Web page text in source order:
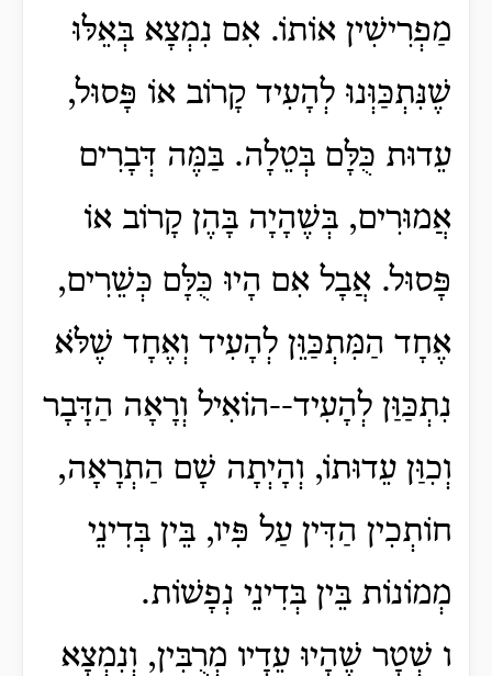
מַפְרִישִׁין אוֹתוֹ. אִם נִמְצָא בְּאֵלּוּ
שֶׁנִּתְכַּוְּנוּ לְהָעִיד קָרוֹב אוֹ פָּסוּל,
עֵדוּת כֻּלָּם בְּטֵלָה. בַּמֶּה דְּבָרִים
אֲמוּרִים, בְּשֶׁהָיָה בָּהֶן קָרוֹב אוֹ
פָּסוּל. אֲבָל אִם הָיוּ כֻּלָּם כְּשֵׁרִים,
אֶחָד הַמִּתְכַּוֵּן לְהָעִיד וְאֶחָד שֶׁלֹּא
נִתְכַּוַּן לְהָעִיד--הוֹאִיל וְרָאָה הַדָּבָר
וְכִוַּן עֵדוּתוֹ, וְהָיְתָה שָׁם הַתְרָאָה,
חוֹתְכִין הַדִּין עַל פִּיו, בֵּין בְּדִינֵי
מְמוֹנוֹת בֵּין בְּדִינֵי נְפָשׁוֹת.
ו שְׁטָר שֶׁהָיוּ עֵדָיו מְרֻבִּין, וְנִמְצָא